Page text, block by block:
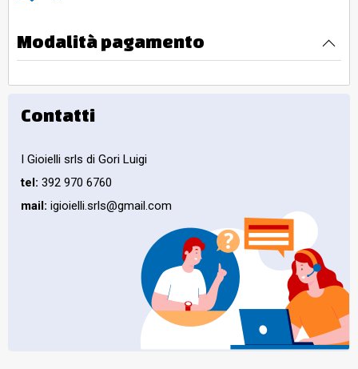
Modalità pagamento
Contatti
I Gioielli srls di Gori Luigi
tel: 392 970 6760
mail: igioielli.srls@gmail.com